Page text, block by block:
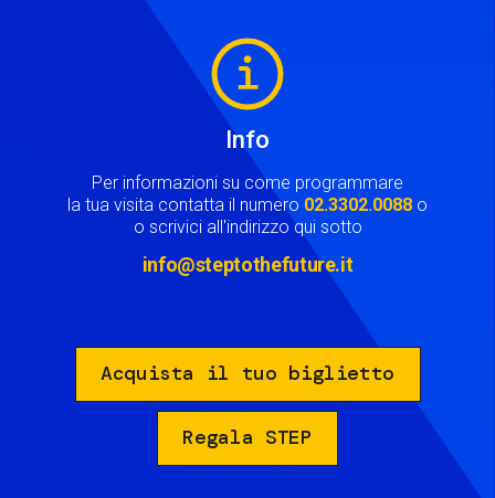
Info
Per informazioni su come programmare
la tua visita contatta il numero 02.3302.0088 o
o scrivici all'indirizzo qui sotto
info@steptothefuture.it
Acquista il tuo biglietto
Regala STEP